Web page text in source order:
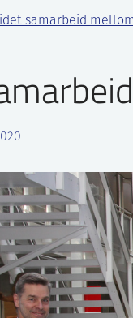
samarbeid